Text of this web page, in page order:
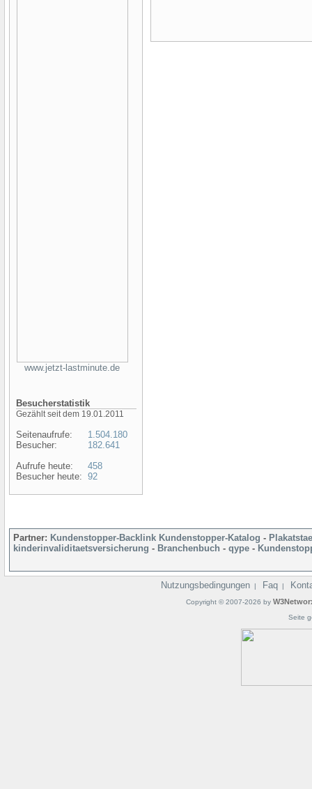
www.jetzt-lastminute.de
Besucherstatistik
Gezählt seit dem 19.01.2011
Seitenaufrufe:
Besucher:
Aufrufe heute:
Besucher heute:
1.504.180
182.641
458
92
Partner: Kundenstopper-Backlink Kundenstopper-Katalog -
kinderinvaliditaetsversicherung - Branchenbuch - qype -
Nutzungsbedingungen | Faq |
Copyright © 2007-2026 by
Seite